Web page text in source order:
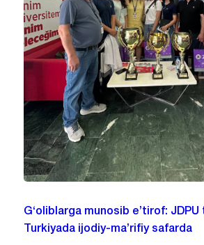
G‘oliblarga munosib e’tirof: JDPU
Turkiyada ijodiy-ma’rifiy safarda